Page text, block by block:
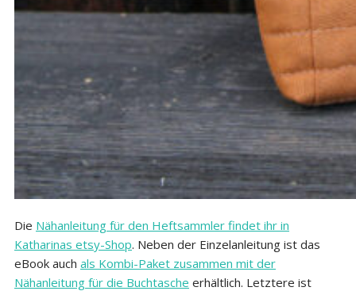
Die Nähanleitung für den Heftsammler findet ihr in
Katharinas etsy-Shop. Neben der Einzelanleitung ist das
eBook auch als Kombi-Paket zusammen mit der
Nähanleitung für die Buchtasche erhältlich. Letztere ist